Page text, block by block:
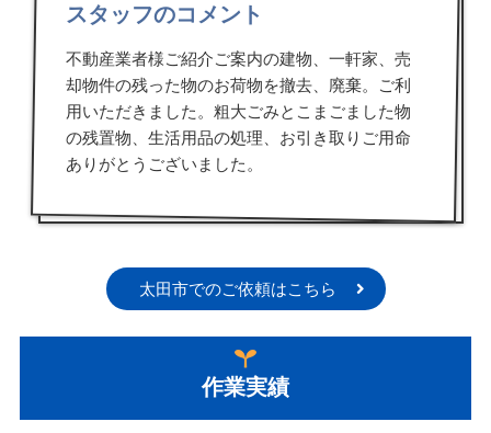
スタッフのコメント
不動産業者様ご紹介ご案内の建物、一軒家、売
却物件の残った物のお荷物を撤去、廃棄。ご利
用いただきました。粗大ごみとこまごました物
の残置物、生活用品の処理、お引き取りご用命
ありがとうございました。
太田市でのご依頼はこちら
作業実績